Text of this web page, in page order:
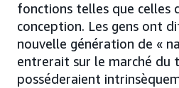
fonctions telles que celles
conception. Les gens ont
nouvelle génération de «
entrerait sur le marché du
posséderaient